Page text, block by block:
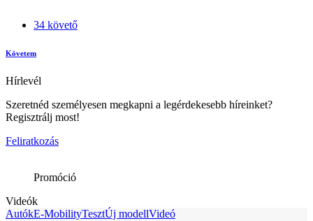
34 követő
Követem
Hírlevél
Szeretnéd személyesen megkapni a legérdekesebb híreinket?
Regisztrálj most!
Feliratkozás
Promóció
Videók
AutókE-MobilityTesztÚj modellVideó